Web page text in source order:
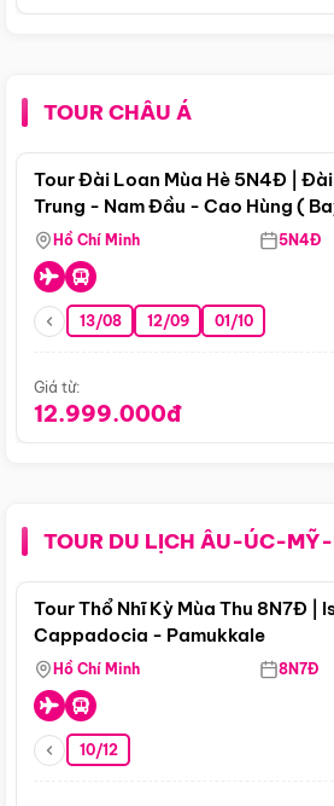
TOUR CHÂU Á
Tour Đài Loan Mùa Hè 5N4Đ |
Trung - Nam Đầu - Cao Hùng (
Hồ Chí Minh 5N4Đ
13/08 12/09 01/10
Giá từ:
12.999.000đ
TOUR DU LỊCH ÂU-ÚC-
Tour Thổ Nhĩ Kỳ Mùa Thu 8N7Đ |
Cappadocia - Pamukkale
Hồ Chí Minh 8N7Đ
10/12